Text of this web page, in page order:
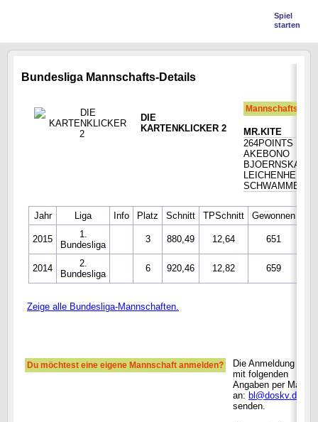
Spiel
starten
Bundesliga Mannschafts-Details
DIE
KARTENKLICKER 2
MR.KITE
264POINTS
AKEBONO
BJOERNSKAT
Jahr Liga Info Platz Schnitt TPSchnitt Gewonnen
2015
1.
Bundesliga
3 880,49 12,64 651
2014
2.
Bundesliga
6 920,46 12,82 659
Zeige alle Bundesliga-Mannschaften.
Du möchtest eine eigene Mannschaft anmelden?
Die Anmeldung bitte
mit folgenden
Angaben per Mail
an: bl@doskv.de
senden.